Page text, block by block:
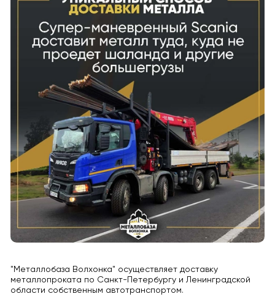
"Металлобаза Волхонка" осуществляет доставку
металлопроката по Санкт-Петербургу и Ленинградской
области собственным автотранспортом.